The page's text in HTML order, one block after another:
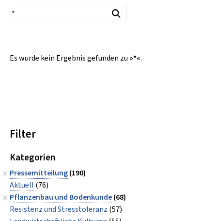
Suchergebnis
Es wurde kein Ergebnis gefunden zu »*«.
Filter
Kategorien
Pressemitteilung(190)
Aktuell (76)
Pflanzenbau und Bodenkunde(68)
Resistenz und Stresstoleranz (57)